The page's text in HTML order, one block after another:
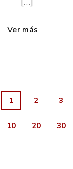
[…]
Ver más
1 2 3
10 20 30